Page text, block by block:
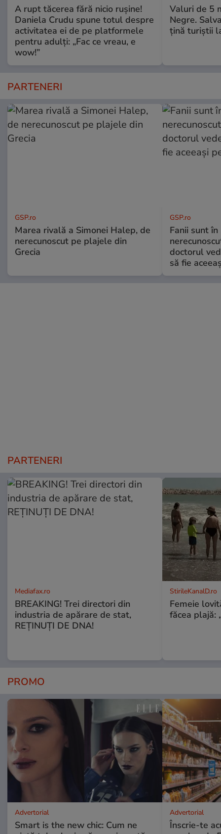
A rupt tăcerea fără nicio rușine!
Daniela Crudu spune totul despre
activitatea ei de pe platformele
pentru adulți: „Fac ce vreau, e
wow!”
Valuri de 5
Negre.
ţină turiştii
PARTENERI
GSP.ro
Marea rivală a Simonei Halep, de
nerecunoscut pe plajele din
Grecia
GSP.ro
Fanii sunt în
doctorul
să fie
PARTENERI
Mediafax.ro
BREAKING! Trei directori din
industria de apărare de stat,
REȚINUȚI DE DNA!
StirileKanalD.ro
Femeie
făcea plajă:
PROMO
Advertorial
Smart is the new chic: Cum ne
Advertorial
Înscrie-te